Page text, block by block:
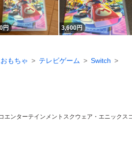
円 3,600円
もちゃ テレビゲーム
Switch
エンターテインメント スクウェア・エニックス